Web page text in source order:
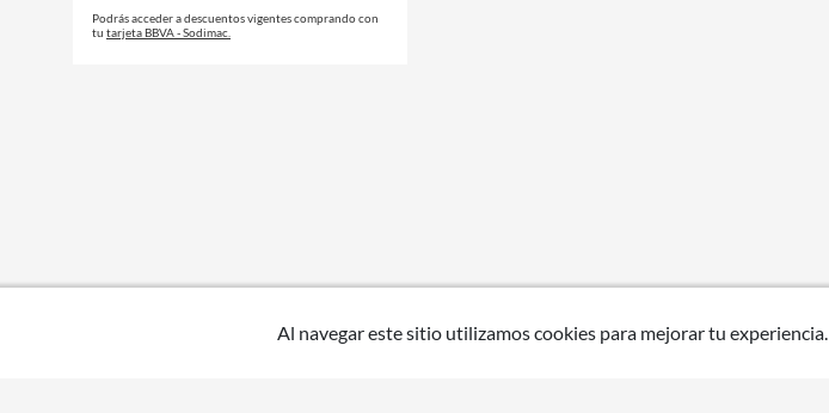
Podrás acceder a descuentos vigentes comprando con
tu tarjeta BBVA - Sodimac.
Al navegar este sitio utilizamos cookies para mejorar tu experiencia.